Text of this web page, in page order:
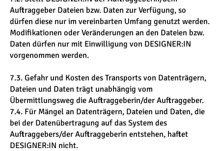
Auftraggeber Dateien bzw. Daten zur Verfügung, so
dürfen diese nur im vereinbarten Umfang genutzt werden.
Modifikationen oder Veränderungen an den Dateien bzw.
Daten dürfen nur mit Einwilligung von DESIGNER:IN
vorgenommen werden.
7.3. Gefahr und Kosten des Transports von Datenträgern,
Dateien und Daten trägt unabhängig vom
Übermittlungsweg die Auftraggeberin/der Auftraggeber.
7.4. Für Mängel an Datenträgern, Dateien und Daten, die
bei der Datenübertragung auf das System des
Auftraggebers/der Auftraggeberin entstehen, haftet
DESIGNER:IN nicht.